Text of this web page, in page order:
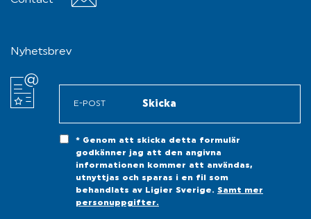
Nyhetsbrev
* Genom att skicka detta formulär
godkänner jag att den angivna
informationen kommer att användas,
utnyttjas och sparas i en fil som
behandlats av Ligier Sverige. Samt mer
personuppgifter.